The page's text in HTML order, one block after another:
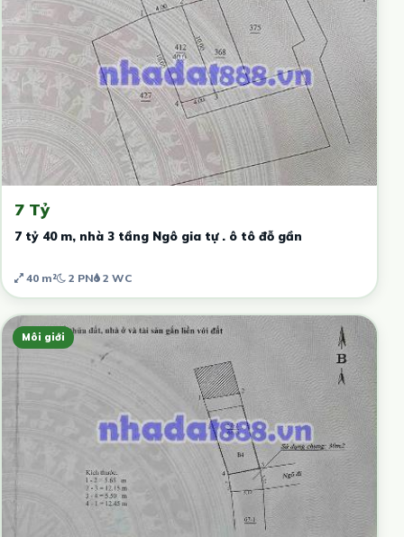
7 Tỷ
7 tỷ 40 m, nhà 3 tầng Ngô gia tự . ô tô đỗ gần
40 m² 2 PN 2 WC
Môi giới